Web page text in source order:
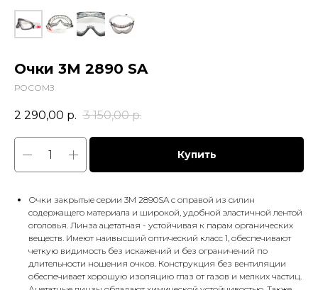
Очки 3М 2890 SA
РОСОМЗ
2 290,00 р. 3 150,00 р.
Купить
Очки закрытые серии 3М 2890SA с оправой из силин
содержащего материала и широкой, удобной эластичной лентой
оголовья. Линза ацетатная - устойчивая к парам органических
веществ. Имеют наивысший оптический класс 1, обеспечивают
четкую видимость без искажений и без ограничений по
длительности ношения очков. Конструкция без вентиляции
обеспечивает хорошую изоляцию глаз от газов и мелких частиц.